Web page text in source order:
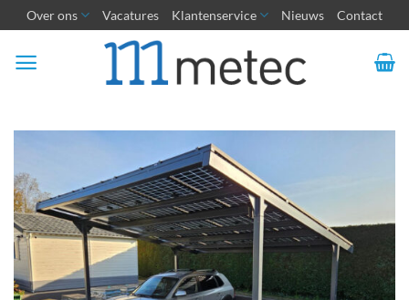
naar
inhoud
Over ons Vacatures Klantenservice Nieuws Contact